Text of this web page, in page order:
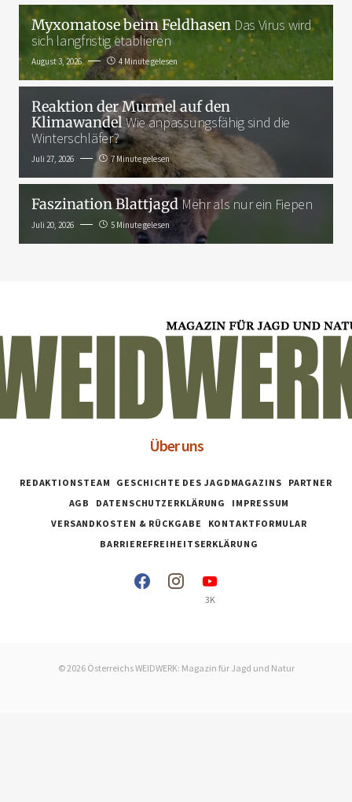
Myxomatose beim Feldhasen Das Virus wird
sich langfristig etablieren
August 3, 2026 4 Minute gelesen
Reaktion der Murmel auf den
KlimawandelWie anpassungsfähig sind die
Winterschläfer?
Juli 27, 2026 7 Minute gelesen
Faszination BlattjagdMehr als nur ein Fiepen
Juli 20, 2026 5 Minute gelesen
Über uns
REDAKTIONSTEAM GESCHICHTE DES JAGDMAGAZINS
PARTNER
AGB
DATENSCHUTZERKLÄRUNG
IMPRESSUM
VERSANDKOSTEN & RÜCKGABE
KONTAKTFORMULAR
BARRIEREFREIHEITSERKLÄRUNG
3K
© 2026 Österreichs WEIDWERK: Magazin für Jagd und Natur